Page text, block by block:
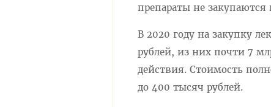
препараты не
В 2020 году на закупку
рублей, из них почти 7
действия. Стоимость
до 400 тысяч рублей.